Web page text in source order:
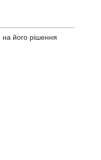
на його рішення